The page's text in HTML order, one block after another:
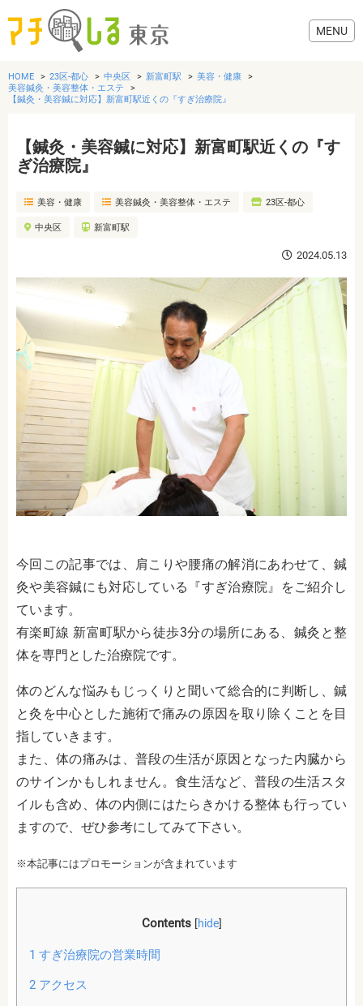
グルメ
美容・健康
おでかけ
生活
HOME 23区-都心 中央区 新富町駅
美容・健康
美容鍼灸・美容整体・エステ
【鍼灸・美容鍼に対応】新富町駅近くの『すぎ治療院』
【鍼灸・美容鍼に対応】新富町駅近くの『す
ぎ治療院』
美容・健康 美容鍼灸・美容整体・エステ 23区-都心
中央区 新富町駅
2024.05.13
今回この記事では、肩こりや腰痛の解消にあわせて、鍼
灸や美容鍼にも対応している『すぎ治療院』をご紹介し
ています。
有楽町線 新富町駅から徒歩3分の場所にある、鍼灸と整
体を専門とした治療院です。
体のどんな悩みもじっくりと聞いて総合的に判断し、鍼
と灸を中心とした施術で痛みの原因を取り除くことを目
指していきます。
また、体の痛みは、 普段の生活が原因となった内臓から
のサインかもしれません。 食生活など、普段の生活スタ
イルも含め、体の内側にはたらきかける整体も行ってい
ますので、ぜひ参考にしてみて下さい。
※本記事にはプロモーションが含まれています
Contents [hide]
1 すぎ治療院の営業時間
2アクセス